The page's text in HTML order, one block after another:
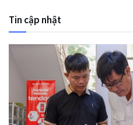
Tin cập nhật